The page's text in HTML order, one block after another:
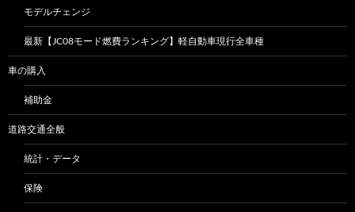
モデルチェンジ
最新【JC08モード燃費ランキング】軽自動車現行全車種
車の購入
補助金
道路交通全般
統計・データ
保険